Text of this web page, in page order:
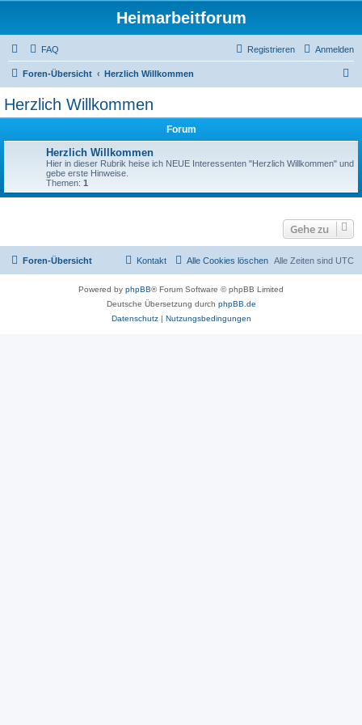
Heimarbeitforum
FAQ Anmelden
Registrieren
Foren-Übersicht Herzlich Willkommen
Herzlich Willkommen
Forum
Herzlich Willkommen
Hier in dieser Rubrik heise ich NEUE Interessenten "Herzlich Willkommen" und
gebe erste Hinweise.
Themen: 1
Gehe zu
Foren-Übersicht Alle Zeiten sind UTC
Alle Cookies löschen
Kontakt
Powered by phpBB® Forum Software © phpBB Limited
Deutsche Übersetzung durch phpBB.de
Datenschutz| Nutzungsbedingungen